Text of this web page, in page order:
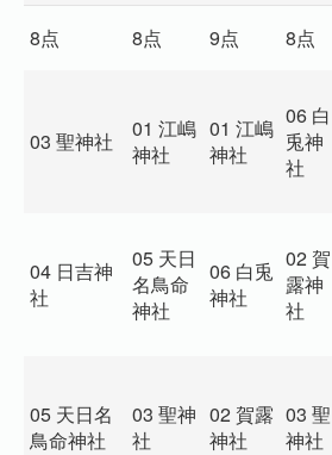
8点 8点 9点 8点
03 聖神社
01 江嶋
神社
01 江嶋
神社
06 白
兎神
社
04 日吉神
社
05 天日
名鳥命
神社
06 白兎
神社
02 賀
露神
社
05 天日名
鳥命神社
03 聖神
社
02 賀露
神社
03 聖
神社